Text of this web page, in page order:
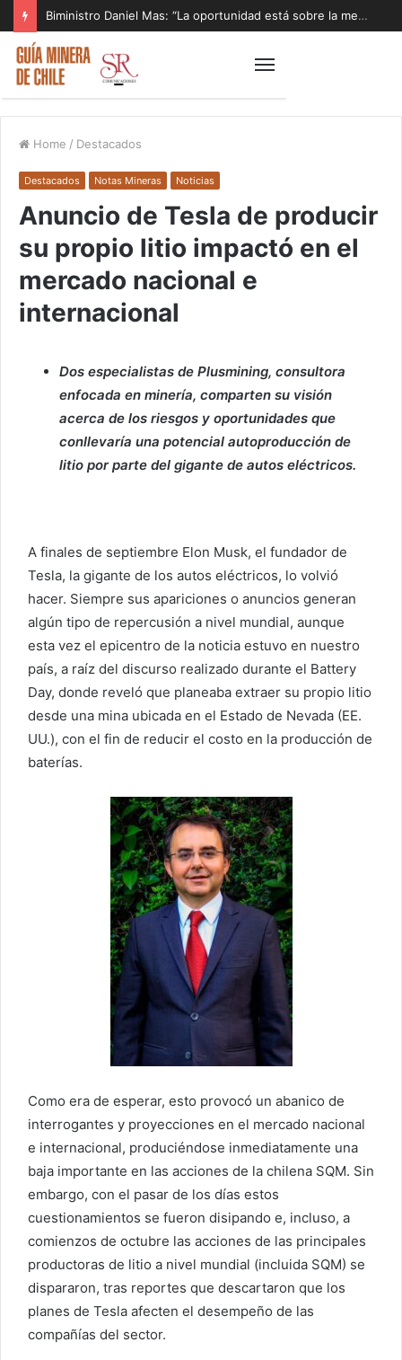
Biministro Daniel Mas: “La oportunidad está sobre la mesa y tenemos que aprovecharla”
Home / Destacados
Destacados Notas Mineras Noticias
Anuncio de Tesla de producir
su propio litio impactó en el
mercado nacional e
internacional
Dos especialistas de Plusmining, consultora
enfocada en minería, comparten su visión
acerca de los riesgos y oportunidades que
conllevaría una potencial autoproducción de
litio por parte del gigante de autos eléctricos.
A finales de septiembre Elon Musk, el fundador de
Tesla, la gigante de los autos eléctricos, lo volvió
hacer. Siempre sus apariciones o anuncios generan
algún tipo de repercusión a nivel mundial, aunque
esta vez el epicentro de la noticia estuvo en nuestro
país, a raíz del discurso realizado durante el Battery
Day, donde reveló que planeaba extraer su propio litio
desde una mina ubicada en el Estado de Nevada (EE.
UU.), con el fin de reducir el costo en la producción de
baterías.
Como era de esperar, esto provocó un abanico de
interrogantes y proyecciones en el mercado nacional
e internacional, produciéndose inmediatamente una
baja importante en las acciones de la chilena SQM. Sin
embargo, con el pasar de los días estos
cuestionamientos se fueron disipando e, incluso, a
comienzos de octubre las acciones de las principales
productoras de litio a nivel mundial (incluida SQM) se
dispararon, tras reportes que descartaron que los
planes de Tesla afecten el desempeño de las
compañías del sector.